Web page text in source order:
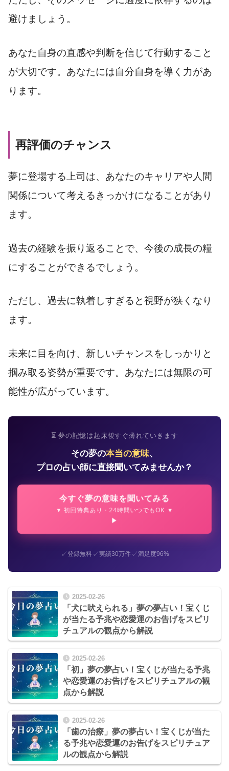
避けましょう。
あなた自身の直感や判断を信じて行動すること
が大切です。あなたには自分自身を導く力があ
ります。
再評価のチャンス
夢に登場する上司は、あなたのキャリアや人間
関係について考えるきっかけになることがあり
ます。
過去の経験を振り返ることで、今後の成長の糧
にすることができるでしょう。
ただし、過去に執着しすぎると視野が狭くなり
ます。
未来に目を向け、新しいチャンスをしっかりと
掴み取る姿勢が重要です。あなたには無限の可
能性が広がっています。
⏳ 夢の記憶は起床後すぐ薄れていきます
その夢の本当の意味、
プロの占い師に直接聞いてみませんか？
今すぐ夢の意味を聞いてみる
▼ 初回特典あり・24時間いつでもOK ▼
✓登録無料✓実績30万件✓満足度96%
2025-02-26
「犬に吠えられる」夢の夢占い！宝くじ
が当たる予兆や恋愛運のお告げをスピリ
チュアルの観点から解説
2025-02-26
「初」夢の夢占い！宝くじが当たる予兆
や恋愛運のお告げをスピリチュアルの観
点から解説
2025-02-26
「歯の治療」夢の夢占い！宝くじが当た
る予兆や恋愛運のお告げをスピリチュア
ルの観点から解説